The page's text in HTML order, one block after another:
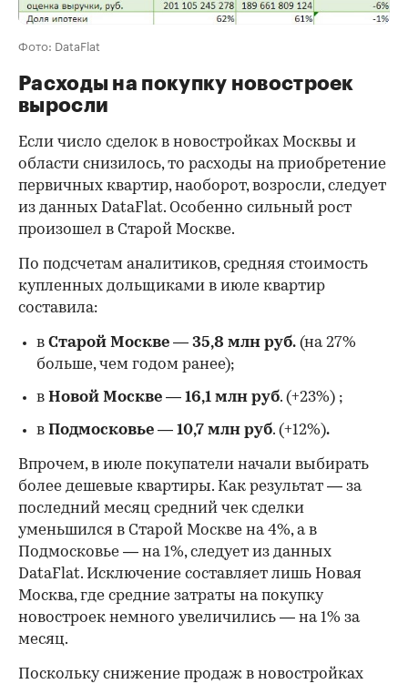
Фото: DataFlat
Расходы на покупку новостроек
выросли
Если число сделок в новостройках Москвы и
области снизилось, то расходы на приобретение
первичных квартир, наоборот, возросли, следует
из данных DataFlat. Особенно сильный рост
произошел в Старой Москве.
По подсчетам аналитиков, средняя стоимость
купленных дольщиками в июле квартир
составила:
в Старой Москве — 35,8 млн руб. (на 27%
больше, чем годом ранее);
в Новой Москве — 16,1 млн руб. (+23%) ;
в Подмосковье — 10,7 млн руб. (+12%).
Впрочем, в июле покупатели начали выбирать
более дешевые квартиры. Как результат — за
последний месяц средний чек сделки
уменьшился в Старой Москве на 4%, а в
Подмосковье — на 1%, следует из данных
DataFlat. Исключение составляет лишь Новая
Москва, где средние затраты на покупку
новостроек немного увеличились — на 1% за
месяц.
Поскольку снижение продаж в новостройках